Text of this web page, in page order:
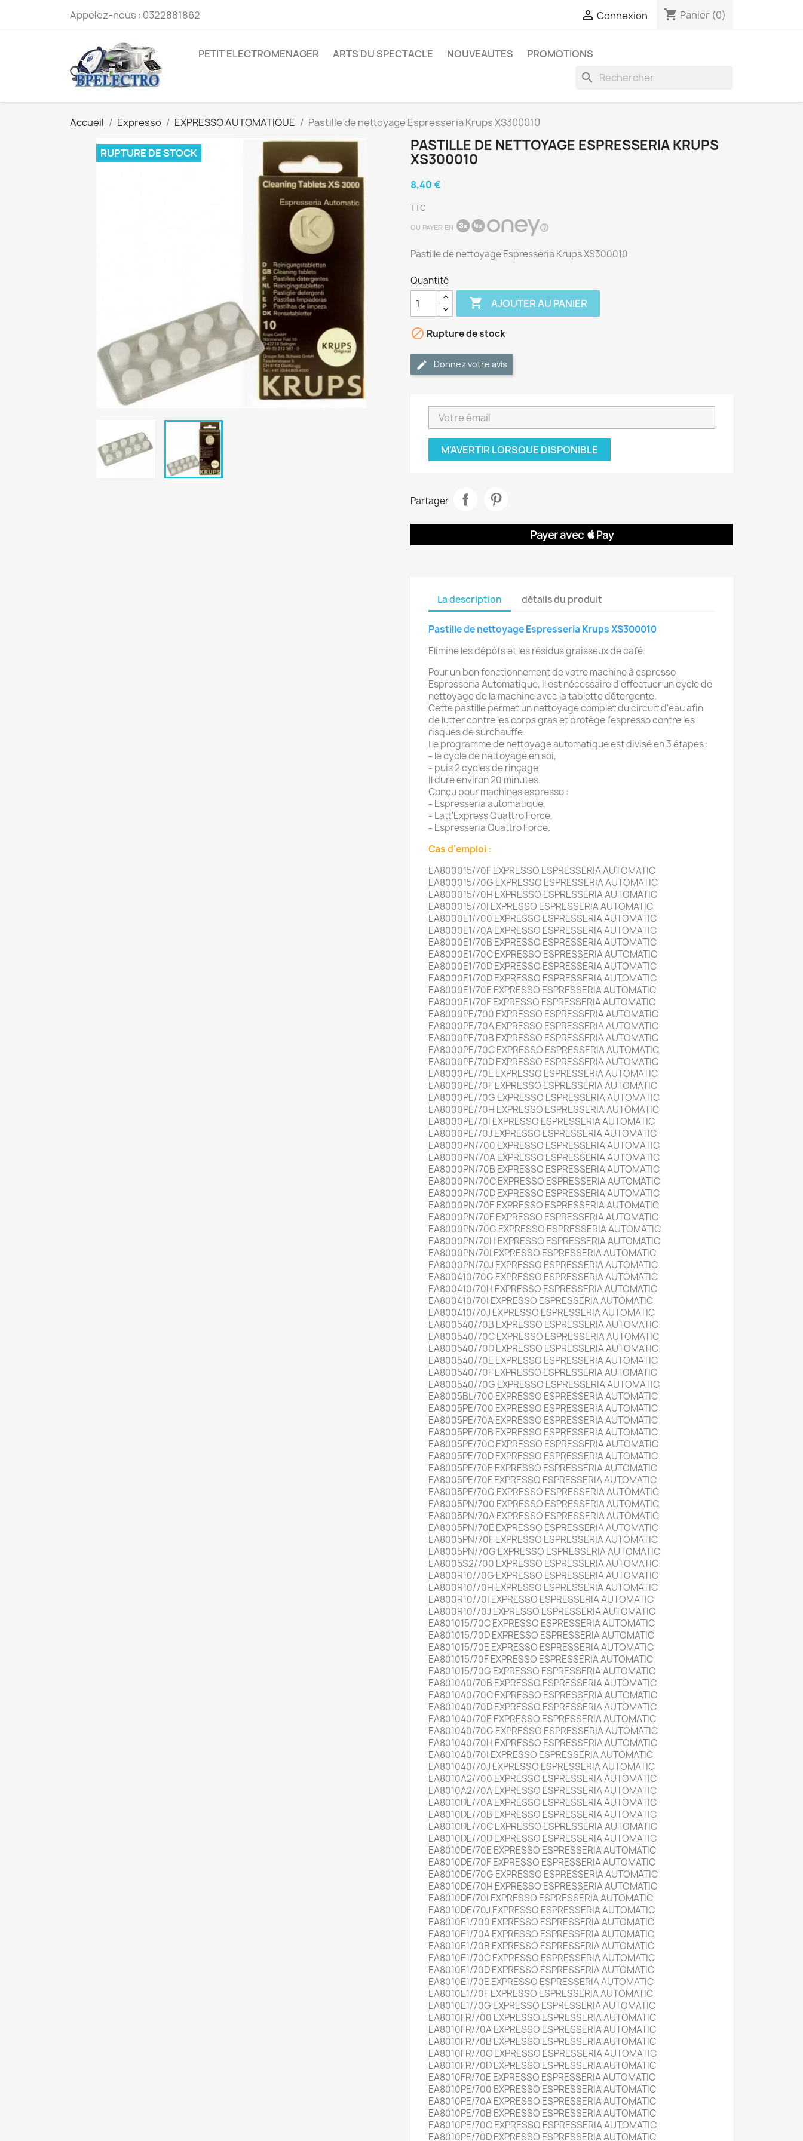
Appelez-nous : 0322881862  Connexion shopping_cart Panier (0)
PETIT ELECTROMENAGER ARTS DU SPECTACLE NOUVEAUTES PROMOTIONS
search
Accueil Expresso EXPRESSO AUTOMATIQUE Pastille de nettoyage Espresseria Krups XS300010
RUPTURE DE STOCK
PASTILLE DE NETTOYAGE ESPRESSERIA KRUPS
XS300010
8,40 €
TTC
OU PAYER EN
Pastille de nettoyage Espresseria Krups XS300010
Quantité
 AJOUTER AU PANIER
 Rupture de stock
Donnez votre avis
M'AVERTIR LORSQUE DISPONIBLE
Partager
La description détails du produit
Pastille de nettoyage Espresseria Krups XS300010
Elimine les dépôts et les résidus graisseux de café.
Pour un bon fonctionnement de votre machine à espresso
Espresseria Automatique, il est nécessaire d'effectuer un cycle de
nettoyage de la machine avec la tablette détergente.
Cette pastille permet un nettoyage complet du circuit d'eau afin
de lutter contre les corps gras et protège l'espresso contre les
risques de surchauffe.
Le programme de nettoyage automatique est divisé en 3 étapes :
- le cycle de nettoyage en soi,
- puis 2 cycles de rinçage.
Il dure environ 20 minutes.
Conçu pour machines espresso :
- Espresseria automatique,
- Latt'Express Quattro Force,
- Espresseria Quattro Force.
Cas d'emploi :
EA800015/70F EXPRESSO ESPRESSERIA AUTOMATIC
EA800015/70G EXPRESSO ESPRESSERIA AUTOMATIC
EA800015/70H EXPRESSO ESPRESSERIA AUTOMATIC
EA800015/70I EXPRESSO ESPRESSERIA AUTOMATIC
EA8000E1/700 EXPRESSO ESPRESSERIA AUTOMATIC
EA8000E1/70A EXPRESSO ESPRESSERIA AUTOMATIC
EA8000E1/70B EXPRESSO ESPRESSERIA AUTOMATIC
EA8000E1/70C EXPRESSO ESPRESSERIA AUTOMATIC
EA8000E1/70D EXPRESSO ESPRESSERIA AUTOMATIC
EA8000E1/70D EXPRESSO ESPRESSERIA AUTOMATIC
EA8000E1/70E EXPRESSO ESPRESSERIA AUTOMATIC
EA8000E1/70F EXPRESSO ESPRESSERIA AUTOMATIC
EA8000PE/700 EXPRESSO ESPRESSERIA AUTOMATIC
EA8000PE/70A EXPRESSO ESPRESSERIA AUTOMATIC
EA8000PE/70B EXPRESSO ESPRESSERIA AUTOMATIC
EA8000PE/70C EXPRESSO ESPRESSERIA AUTOMATIC
EA8000PE/70D EXPRESSO ESPRESSERIA AUTOMATIC
EA8000PE/70E EXPRESSO ESPRESSERIA AUTOMATIC
EA8000PE/70F EXPRESSO ESPRESSERIA AUTOMATIC
EA8000PE/70G EXPRESSO ESPRESSERIA AUTOMATIC
EA8000PE/70H EXPRESSO ESPRESSERIA AUTOMATIC
EA8000PE/70I EXPRESSO ESPRESSERIA AUTOMATIC
EA8000PE/70J EXPRESSO ESPRESSERIA AUTOMATIC
EA8000PN/700 EXPRESSO ESPRESSERIA AUTOMATIC
EA8000PN/70A EXPRESSO ESPRESSERIA AUTOMATIC
EA8000PN/70B EXPRESSO ESPRESSERIA AUTOMATIC
EA8000PN/70C EXPRESSO ESPRESSERIA AUTOMATIC
EA8000PN/70D EXPRESSO ESPRESSERIA AUTOMATIC
EA8000PN/70E EXPRESSO ESPRESSERIA AUTOMATIC
EA8000PN/70F EXPRESSO ESPRESSERIA AUTOMATIC
EA8000PN/70G EXPRESSO ESPRESSERIA AUTOMATIC
EA8000PN/70H EXPRESSO ESPRESSERIA AUTOMATIC
EA8000PN/70I EXPRESSO ESPRESSERIA AUTOMATIC
EA8000PN/70J EXPRESSO ESPRESSERIA AUTOMATIC
EA800410/70G EXPRESSO ESPRESSERIA AUTOMATIC
EA800410/70H EXPRESSO ESPRESSERIA AUTOMATIC
EA800410/70I EXPRESSO ESPRESSERIA AUTOMATIC
EA800410/70J EXPRESSO ESPRESSERIA AUTOMATIC
EA800540/70B EXPRESSO ESPRESSERIA AUTOMATIC
EA800540/70C EXPRESSO ESPRESSERIA AUTOMATIC
EA800540/70D EXPRESSO ESPRESSERIA AUTOMATIC
EA800540/70E EXPRESSO ESPRESSERIA AUTOMATIC
EA800540/70F EXPRESSO ESPRESSERIA AUTOMATIC
EA800540/70G EXPRESSO ESPRESSERIA AUTOMATIC
EA8005BL/700 EXPRESSO ESPRESSERIA AUTOMATIC
EA8005PE/700 EXPRESSO ESPRESSERIA AUTOMATIC
EA8005PE/70A EXPRESSO ESPRESSERIA AUTOMATIC
EA8005PE/70B EXPRESSO ESPRESSERIA AUTOMATIC
EA8005PE/70C EXPRESSO ESPRESSERIA AUTOMATIC
EA8005PE/70D EXPRESSO ESPRESSERIA AUTOMATIC
EA8005PE/70E EXPRESSO ESPRESSERIA AUTOMATIC
EA8005PE/70F EXPRESSO ESPRESSERIA AUTOMATIC
EA8005PE/70G EXPRESSO ESPRESSERIA AUTOMATIC
EA8005PN/700 EXPRESSO ESPRESSERIA AUTOMATIC
EA8005PN/70A EXPRESSO ESPRESSERIA AUTOMATIC
EA8005PN/70E EXPRESSO ESPRESSERIA AUTOMATIC
EA8005PN/70F EXPRESSO ESPRESSERIA AUTOMATIC
EA8005PN/70G EXPRESSO ESPRESSERIA AUTOMATIC
EA8005S2/700 EXPRESSO ESPRESSERIA AUTOMATIC
EA800R10/70G EXPRESSO ESPRESSERIA AUTOMATIC
EA800R10/70H EXPRESSO ESPRESSERIA AUTOMATIC
EA800R10/70I EXPRESSO ESPRESSERIA AUTOMATIC
EA800R10/70J EXPRESSO ESPRESSERIA AUTOMATIC
EA801015/70C EXPRESSO ESPRESSERIA AUTOMATIC
EA801015/70D EXPRESSO ESPRESSERIA AUTOMATIC
EA801015/70E EXPRESSO ESPRESSERIA AUTOMATIC
EA801015/70F EXPRESSO ESPRESSERIA AUTOMATIC
EA801015/70G EXPRESSO ESPRESSERIA AUTOMATIC
EA801040/70B EXPRESSO ESPRESSERIA AUTOMATIC
EA801040/70C EXPRESSO ESPRESSERIA AUTOMATIC
EA801040/70D EXPRESSO ESPRESSERIA AUTOMATIC
EA801040/70E EXPRESSO ESPRESSERIA AUTOMATIC
EA801040/70G EXPRESSO ESPRESSERIA AUTOMATIC
EA801040/70H EXPRESSO ESPRESSERIA AUTOMATIC
EA801040/70I EXPRESSO ESPRESSERIA AUTOMATIC
EA801040/70J EXPRESSO ESPRESSERIA AUTOMATIC
EA8010A2/700 EXPRESSO ESPRESSERIA AUTOMATIC
EA8010A2/70A EXPRESSO ESPRESSERIA AUTOMATIC
EA8010DE/70A EXPRESSO ESPRESSERIA AUTOMATIC
EA8010DE/70B EXPRESSO ESPRESSERIA AUTOMATIC
EA8010DE/70C EXPRESSO ESPRESSERIA AUTOMATIC
EA8010DE/70D EXPRESSO ESPRESSERIA AUTOMATIC
EA8010DE/70E EXPRESSO ESPRESSERIA AUTOMATIC
EA8010DE/70F EXPRESSO ESPRESSERIA AUTOMATIC
EA8010DE/70G EXPRESSO ESPRESSERIA AUTOMATIC
EA8010DE/70H EXPRESSO ESPRESSERIA AUTOMATIC
EA8010DE/70I EXPRESSO ESPRESSERIA AUTOMATIC
EA8010DE/70J EXPRESSO ESPRESSERIA AUTOMATIC
EA8010E1/700 EXPRESSO ESPRESSERIA AUTOMATIC
EA8010E1/70A EXPRESSO ESPRESSERIA AUTOMATIC
EA8010E1/70B EXPRESSO ESPRESSERIA AUTOMATIC
EA8010E1/70C EXPRESSO ESPRESSERIA AUTOMATIC
EA8010E1/70D EXPRESSO ESPRESSERIA AUTOMATIC
EA8010E1/70E EXPRESSO ESPRESSERIA AUTOMATIC
EA8010E1/70F EXPRESSO ESPRESSERIA AUTOMATIC
EA8010E1/70G EXPRESSO ESPRESSERIA AUTOMATIC
EA8010FR/700 EXPRESSO ESPRESSERIA AUTOMATIC
EA8010FR/70A EXPRESSO ESPRESSERIA AUTOMATIC
EA8010FR/70B EXPRESSO ESPRESSERIA AUTOMATIC
EA8010FR/70C EXPRESSO ESPRESSERIA AUTOMATIC
EA8010FR/70D EXPRESSO ESPRESSERIA AUTOMATIC
EA8010FR/70E EXPRESSO ESPRESSERIA AUTOMATIC
EA8010PE/700 EXPRESSO ESPRESSERIA AUTOMATIC
EA8010PE/70A EXPRESSO ESPRESSERIA AUTOMATIC
EA8010PE/70B EXPRESSO ESPRESSERIA AUTOMATIC
EA8010PE/70C EXPRESSO ESPRESSERIA AUTOMATIC
EA8010PE/70D EXPRESSO ESPRESSERIA AUTOMATIC